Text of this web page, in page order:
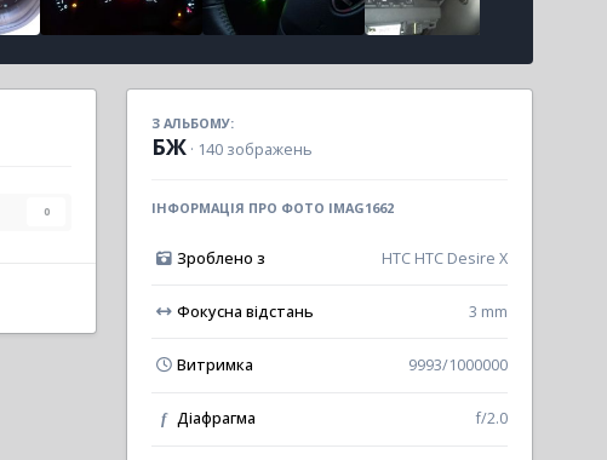
0
З АЛЬБОМУ:
БЖ · 140 зображень
ІНФОРМАЦІЯ ПРО ФОТО IMAG1662
Зроблено з HTC HTC Desire X
Фокусна відстань 3 mm
Витримка 9993/1000000
f Діафрагма f/2.0